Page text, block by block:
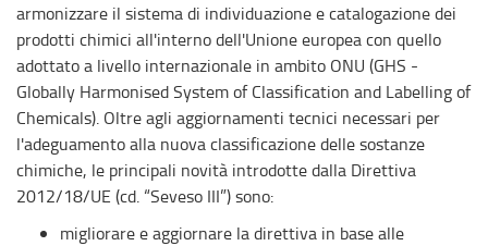
armonizzare il sistema di individuazione e catalogazione dei
prodotti chimici all'interno dell'Unione europea con quello
adottato a livello internazionale in ambito ONU (GHS -
Globally Harmonised System of Classification and Labelling of
Chemicals). Oltre agli aggiornamenti tecnici necessari per
l'adeguamento alla nuova classificazione delle sostanze
chimiche, le principali novità introdotte dalla Direttiva
2012/18/UE (cd. “Seveso III”) sono:
migliorare e aggiornare la direttiva in base alle